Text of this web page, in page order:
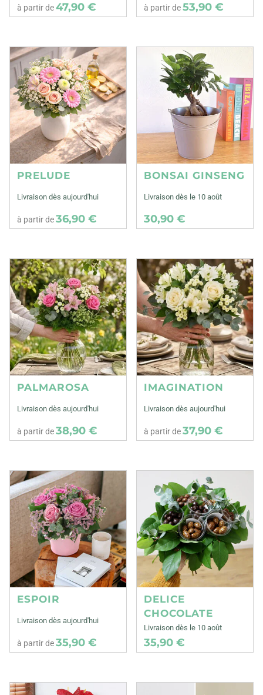
à partir de47,90 € à partir de53,90 €
PRELUDE
Livraison dès aujourd'hui
à partir de36,90 €
BONSAI GINSENG
Livraison dès le 10 août
30,90 €
PALMAROSA
Livraison dès aujourd'hui
à partir de38,90 €
IMAGINATION
Livraison dès aujourd'hui
à partir de37,90 €
ESPOIR
Livraison dès aujourd'hui
à partir de35,90 €
DELICE
CHOCOLATE
Livraison dès le 10 août
35,90 €